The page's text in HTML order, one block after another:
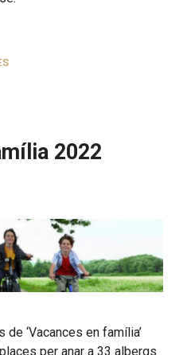
2022
‘Vacances en família’
per anar a 33 albergs